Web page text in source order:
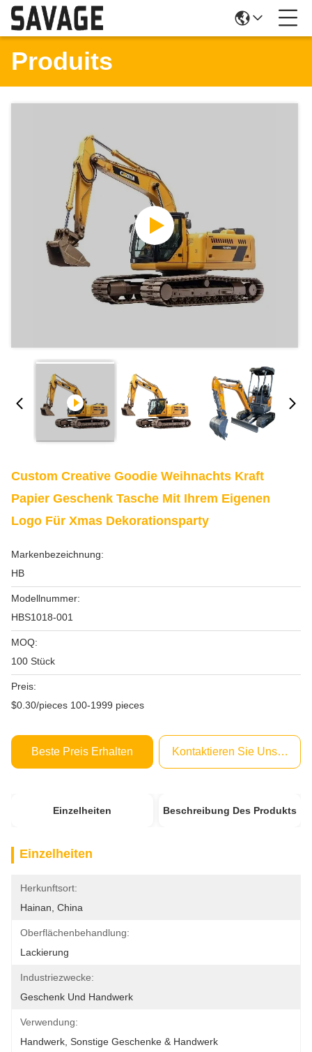
Produits
Custom Creative Goodie Weihnachts Kraft
Papier Geschenk Tasche Mit Ihrem Eigenen
Logo Für Xmas Dekorationsparty
Markenbezeichnung:
HB
Modellnummer:
HBS1018-001
MOQ:
100 Stück
Preis:
$0.30/pieces 100-1999 pieces
Beste Preis Erhalten Kontaktieren Sie Uns Jetzt
Einzelheiten Beschreibung Des Produkts
Einzelheiten
Herkunftsort:
Hainan, China
Oberflächenbehandlung:
Lackierung
Industriezwecke:
Geschenk Und Handwerk
Verwendung:
Handwerk, Sonstige Geschenke & Handwerk